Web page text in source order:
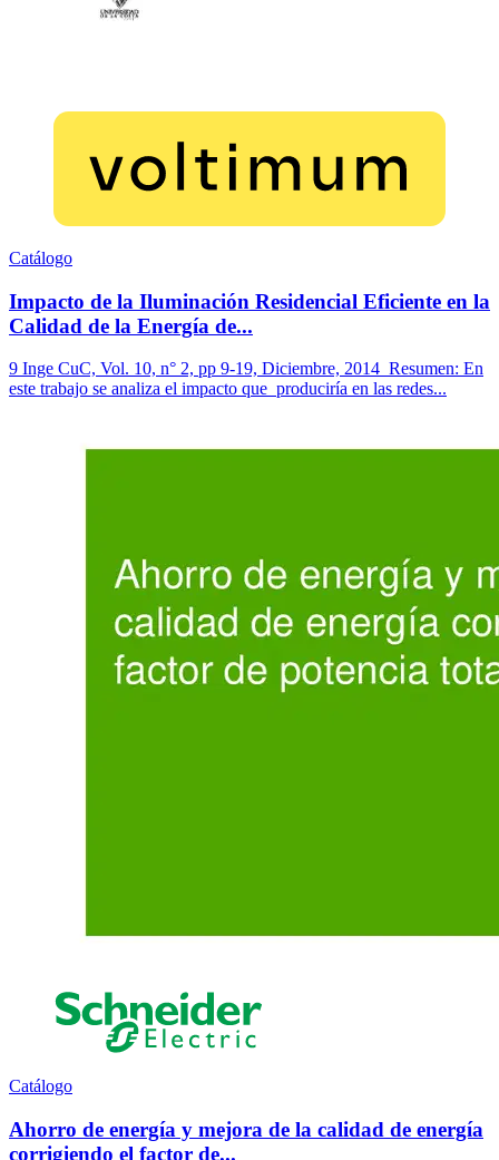
Catálogo
Impacto de la Iluminación Residencial Eficiente en la
Calidad de la Energía de...
9 Inge CuC, Vol. 10, n° 2, pp 9-19, Diciembre, 2014 Resumen: En
este trabajo se analiza el impacto que produciría en las redes...
Catálogo
Ahorro de energía y mejora de la calidad de energía
corrigiendo el factor de...